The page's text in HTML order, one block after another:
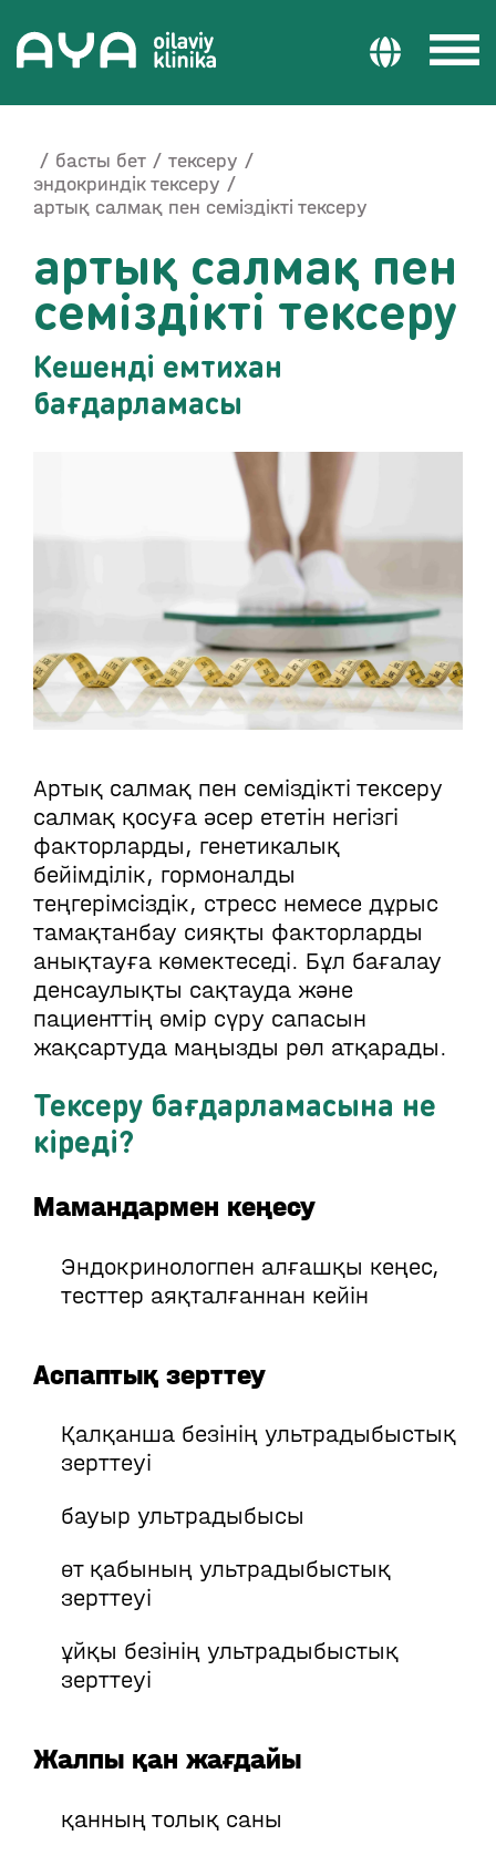
басты бет
тексеру
эндокриндік тексеру
артық салмақ пен семіздікті тексеру
артық салмақ пен
семіздікті тексеру
Кешенді емтихан
бағдарламасы
Артық салмақ пен семіздікті тексеру
салмақ қосуға әсер ететін негізгі
факторларды, генетикалық
бейімділік, гормоналды
теңгерімсіздік, стресс немесе дұрыс
тамақтанбау сияқты факторларды
анықтауға көмектеседі. Бұл бағалау
денсаулықты сақтауда және
пациенттің өмір сүру сапасын
жақсартуда маңызды рөл атқарады.
Тексеру бағдарламасына не
кіреді?
Мамандармен кеңесу
Эндокринологпен алғашқы кеңес,
тесттер аяқталғаннан кейін
Аспаптық зерттеу
Қалқанша безінің ультрадыбыстық
зерттеуі
бауыр ультрадыбысы
өт қабының ультрадыбыстық
зерттеуі
ұйқы безінің ультрадыбыстық
зерттеуі
Жалпы қан жағдайы
қанның толық саны